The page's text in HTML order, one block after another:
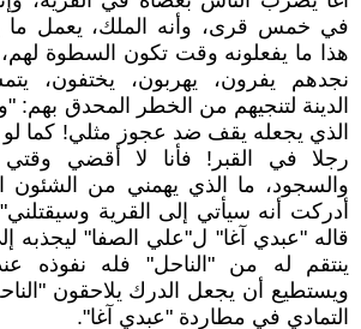
هذا ما يفعلونه وقت تكون السطوة
نجدهم يفرون، يهربون، يختفون،
الدينة لتنجيهم من الخطر المحدق بهم:
الذي يجعله يقف ضد عجوز مثلي! كما لو
رجلا في القبر! فأنا لا أقضي وقتي
والسجود، ما الذي يهمني من الشئون
قاله "عبدي آغا" ل"علي الصفا" ليجذبه
ينتقم له من "الناحل" فله نفوذه عند
ويستطيع أن يجعل الدرك يلاحقون
التمادي في مطاردة "عبدي آغا".